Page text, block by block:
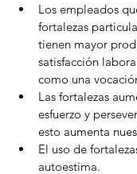
Los empleados
fortalezas
tienen mayor
satisfacción
como una
Las fortalezas
esfuerzo y
esto aumenta
El uso de
autoestima.